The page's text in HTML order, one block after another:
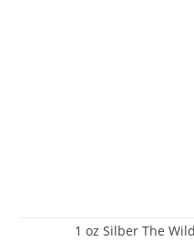
1 oz Silber The